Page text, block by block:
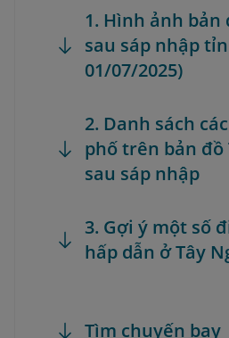
1. Hình ảnh bản
sau sáp nhập
01/07/2025)
2. Danh sách
phố trên bản đồ
sau sáp nhập
3. Gợi ý một số
hấp dẫn ở Tây
Tìm chuyến bay